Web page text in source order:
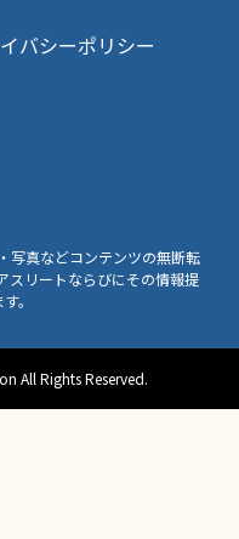
バシーポリシー
写真などコンテンツの無断転
スリートならびにその情報提
。
All Rights Reserved.